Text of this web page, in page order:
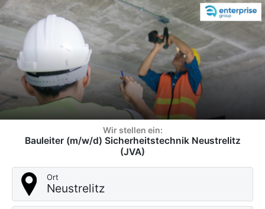
Wir stellen ein:
Bauleiter (m/w/d) Sicherheitstechnik Neustrelitz
(JVA)
Ort
Neustrelitz